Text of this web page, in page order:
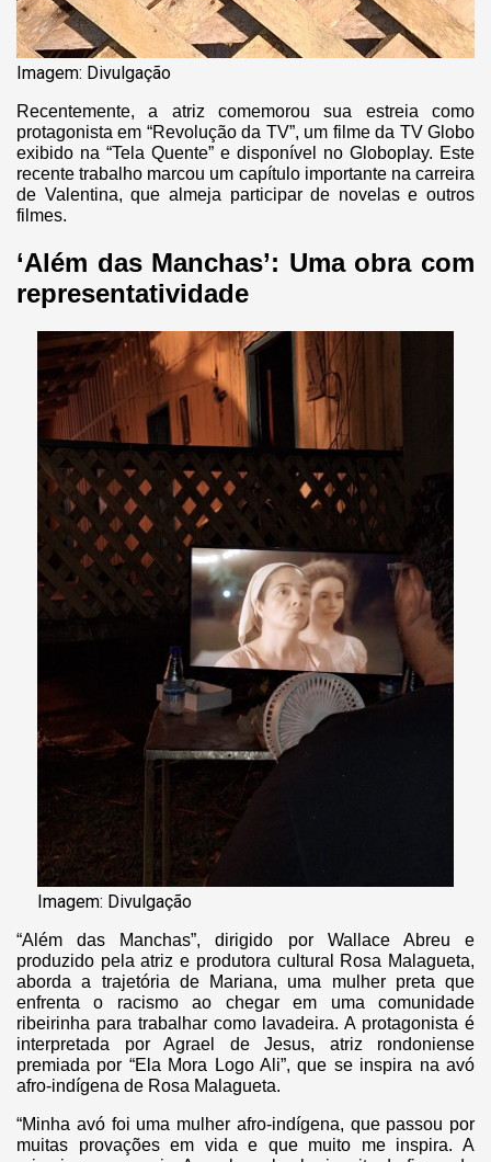
Imagem: Divulgação
Recentemente, a atriz comemorou sua estreia como
protagonista em “Revolução da TV”, um filme da TV Globo
exibido na “Tela Quente” e disponível no Globoplay. Este
recente trabalho marcou um capítulo importante na carreira
de Valentina, que almeja participar de novelas e outros
filmes.
‘Além das Manchas’: Uma obra com
representatividade
Imagem: Divulgação
“Além das Manchas”, dirigido por Wallace Abreu e
produzido pela atriz e produtora cultural Rosa Malagueta,
aborda a trajetória de Mariana, uma mulher preta que
enfrenta o racismo ao chegar em uma comunidade
ribeirinha para trabalhar como lavadeira. A protagonista é
interpretada por Agrael de Jesus, atriz rondoniense
premiada por “Ela Mora Logo Ali”, que se inspira na avó
afro-indígena de Rosa Malagueta.
“Minha avó foi uma mulher afro-indígena, que passou por
muitas provações em vida e que muito me inspira. A